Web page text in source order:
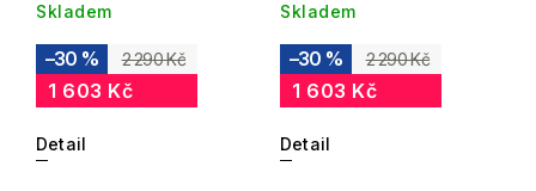
Skladem
2 290 Kč
–30 %
1 603 Kč
Detail
Skladem
2 290 Kč
–30 %
1 603 Kč
Detail